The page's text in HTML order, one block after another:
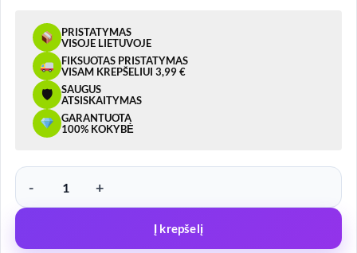
PRISTATYMAS
VISOJE LIETUVOJE
FIKSUOTAS PRISTATYMAS
VISAM KREPŠELIUI 3,99 €
🛡
SAUGUS
ATSISKAITYMAS
GARANTUOTA
100% KOKYBĖ
produkto kiekis: Borto užrakto kilpa Z-03
Į krepšelį